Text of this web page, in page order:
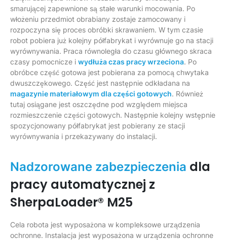
smarującej zapewnione są stałe warunki mocowania. Po
włożeniu przedmiot obrabiany zostaje zamocowany i
rozpoczyna się proces obróbki skrawaniem. W tym czasie
robot pobiera już kolejny półfabrykat i wyrównuje go na stacji
wyrównywania. Praca równoległa do czasu głównego skraca
czasy pomocnicze i wydłuża czas pracy wrzeciona. Po
obróbce część gotowa jest pobierana za pomocą chwytaka
dwuszczękowego. Część jest następnie odkładana na
magazynie materiałowym dla części gotowych. Również
tutaj osiągane jest oszczędne pod względem miejsca
rozmieszczenie części gotowych. Następnie kolejny wstępnie
spozycjonowany półfabrykat jest pobierany ze stacji
wyrównywania i przekazywany do instalacji.
Nadzorowane zabezpieczenia dla
pracy automatycznej z
SherpaLoader® M25
Cela robota jest wyposażona w kompleksowe urządzenia
ochronne. Instalacja jest wyposażona w urządzenia ochronne